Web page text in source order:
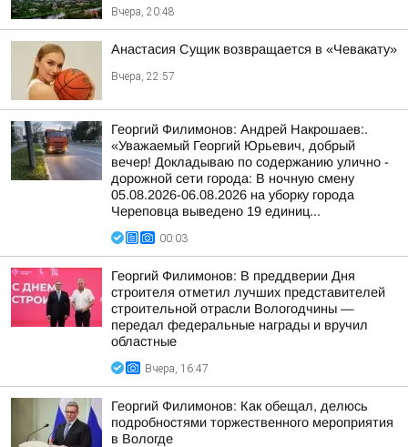
Вчера, 20:48
Анастасия Сущик возвращается в «Чевакату»
Вчера, 22:57
Георгий Филимонов: Андрей Накрошаев:.
«Уважаемый Георгий Юрьевич, добрый
вечер! Докладываю по содержанию улично -
дорожной сети города: В ночную смену
05.08.2026-06.08.2026 на уборку города
Череповца выведено 19 единиц...
00:03
Георгий Филимонов: В преддверии Дня
строителя отметил лучших представителей
строительной отрасли Вологодчины —
передал федеральные награды и вручил
областные
Вчера, 16:47
Георгий Филимонов: Как обещал, делюсь
подробностями торжественного мероприятия
в Вологде